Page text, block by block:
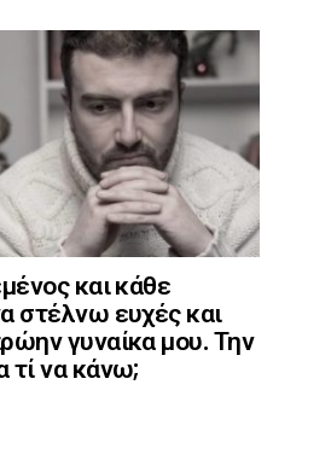
και κάθε
στέλνω ευχές και
γυναίκα μου. Την
να κάνω;